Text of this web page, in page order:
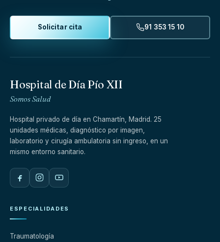
Solicitar cita 91 353 15 10
Hospital de Día Pío XII
Somos Salud
Hospital privado de día en Chamartín, Madrid. 25
unidades médicas, diagnóstico por imagen,
laboratorio y cirugía ambulatoria sin ingreso, en un
mismo entorno sanitario.
ESPECIALIDADES
Traumatología